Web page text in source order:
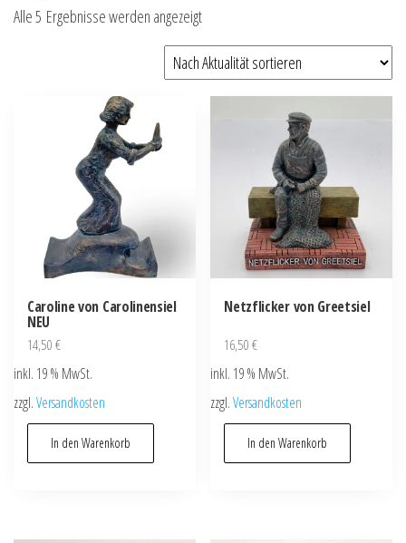
Alle 5 Ergebnisse werden angezeigtNach
Aktualität
sortiert
Caroline von Carolinensiel
NEU
14,50€
inkl. 19 % MwSt.
zzgl.Versandkosten
In den Warenkorb
Netzflicker von Greetsiel
16,50€
inkl. 19 % MwSt.
zzgl.Versandkosten
In den Warenkorb